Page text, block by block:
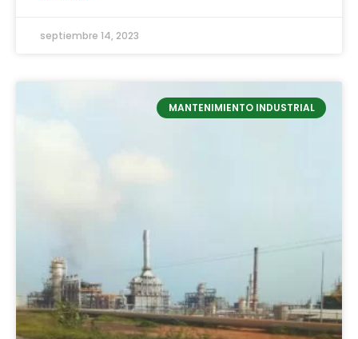
septiembre 14, 2023
MANTENIMIENTO INDUSTRIAL